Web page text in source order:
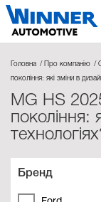
Головна Про компанію
покоління: які зміни в
MG HS
покоління:
Бренд